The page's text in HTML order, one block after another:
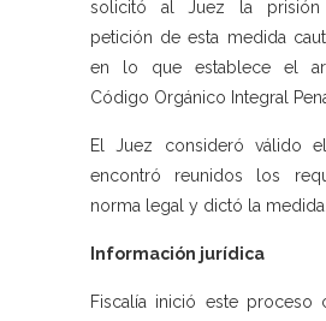
solicitó al Juez la prisión
petición de esta medida
en lo que establece el
Código Orgánico Integral
El Juez consideró válido
encontró reunidos los
norma legal y dictó la medida.
Información jurídica
Fiscalía inició este proceso